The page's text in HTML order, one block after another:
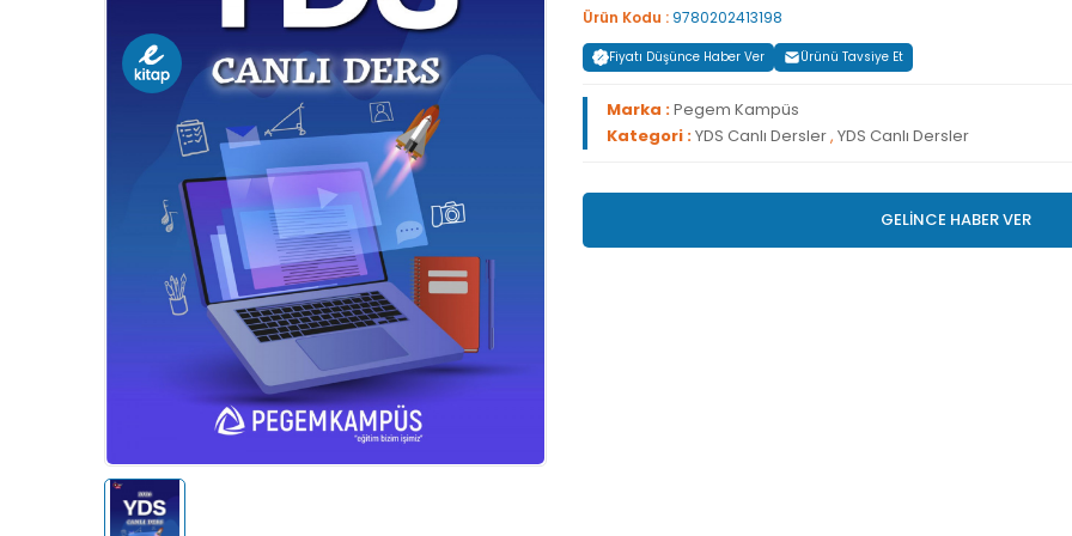
Ürün Kodu : 9780202413198
Fiyatı Düşünce Haber Ver Ürünü Tavsiye Et
Marka :Pegem Kampüs
Kategori :YDS Canlı Dersler, YDS Canlı Dersler
GELİNCE HABER VER